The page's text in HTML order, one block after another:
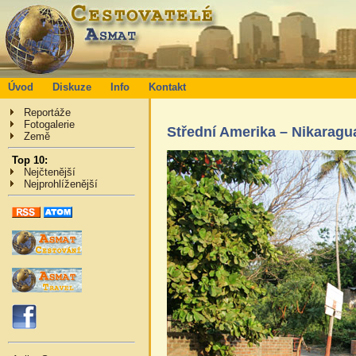
Úvod Diskuze Info Kontakt
Reportáže
Fotogalerie
Země
Top 10:
Nejčtenější
Nejprohlíženější
Střední Amerika –